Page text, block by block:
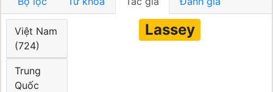
Việt Nam
(724)
Trung
Quốc
Lassey